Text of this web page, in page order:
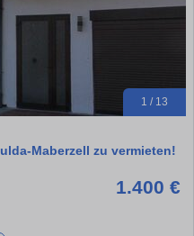
1 / 13
Maberzell zu vermieten!
1.400 €